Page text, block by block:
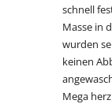
schnell
Masse in
wurden
keinen
Mega